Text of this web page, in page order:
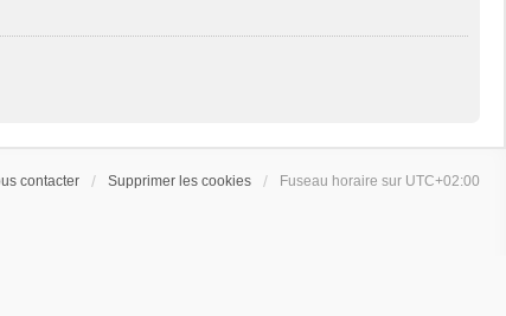
contacter Supprimer les cookies Fuseau horaire sur UTC+02:00